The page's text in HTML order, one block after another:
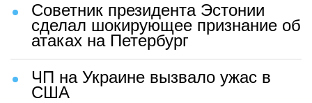
Советник президента Эстонии
сделал шокирующее признание об
атаках на Петербург
ЧП на Украине вызвало ужас в
США